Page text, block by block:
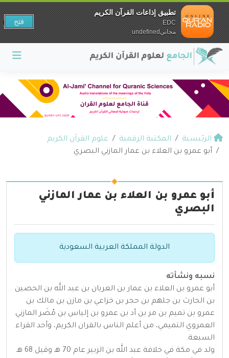
الرئيسية المكتبة الرقمية
علوم القرآن الكريم
أبو عمرو بن العلاء بن عمار المازني البصري
أبو عمرو بن العلاء بن عمار المازني
البصري
الدولة المملكة العربية السعودية
نسبه ونشأته
أبو عمرو بن العلاء بن عمار بن العريان بن عبد الله بن الحصين
بن الحارث بن جلهم بن حجر بن خزاعي بن مازن بن مالك بن
عمرو بن تميم بن مر بن أد بن عمرو بن إلياس بن مُضَر المازني
العمروي التميمي، من أعلم الناس بالقران الكريم، وأحد القراء
السبعة.
ولد في مكة في خلافة عبد الله بن الزبير عام 70 هـ وقيل 68 هـ
تطبيق إذاعات القرآن الكريم
EDC
مجانيundefined
فتح